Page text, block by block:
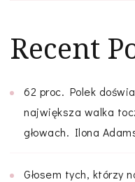
Recent
62 proc. Polek
największa walka
głowach. Ilona
Głosem tych, którzy